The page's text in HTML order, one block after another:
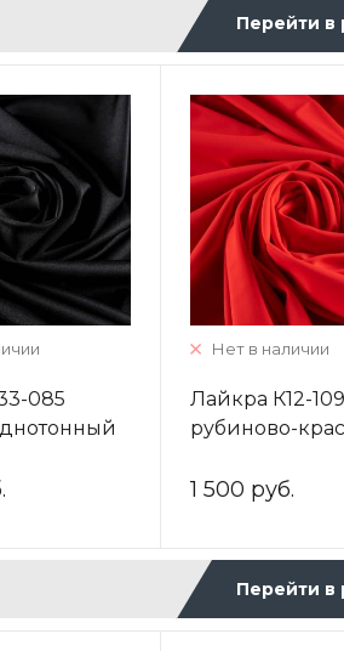
Перейти в
085
Нет в наличии
Лайкра К12-
рубиново-
1 500 руб.
Перейти в